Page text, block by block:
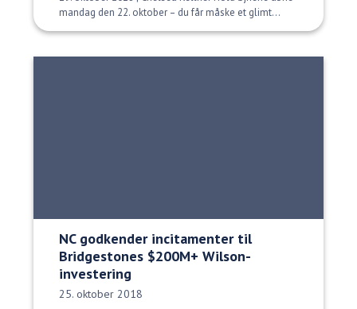
mandag den 22. oktober – du får måske et glimt...
NC godkender incitamenter til
Bridgestones $200M+ Wilson-
investering
Udgivelsesdato:
25. oktober 2018